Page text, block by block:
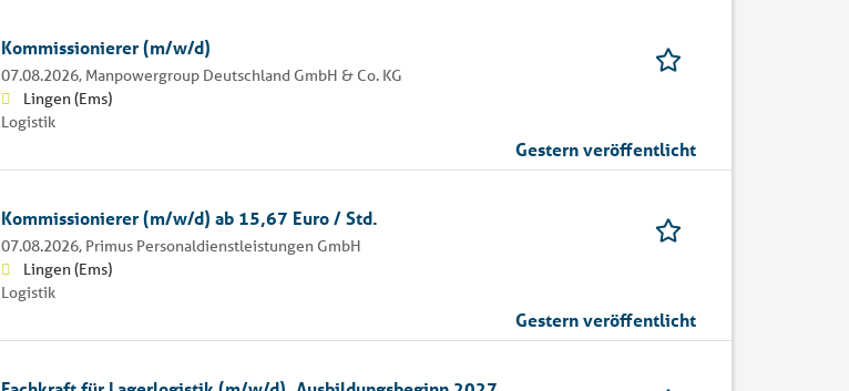
Kommissionierer (m/w/d)
07.08.2026, Manpowergroup Deutschland GmbH & Co. KG
Lingen (Ems)
Logistik
Gestern veröffentlicht
Kommissionierer (m/w/d) ab 15,67 Euro / Std.
07.08.2026, Primus Personaldienstleistungen GmbH
Lingen (Ems)
Logistik
Gestern veröffentlicht